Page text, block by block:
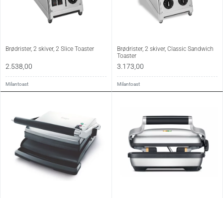
Brødrister, 2 skiver, 2 Slice Toaster
2.538,00
Milantoast
Brødrister, 2 skiver, Classic Sandwich
Toaster
3.173,00
Milantoast